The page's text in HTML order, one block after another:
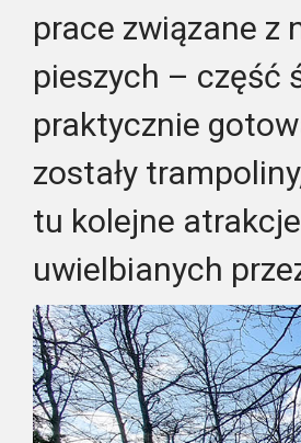
prace związane z
pieszych – część
praktycznie
zostały
tu kolejne
uwielbianych